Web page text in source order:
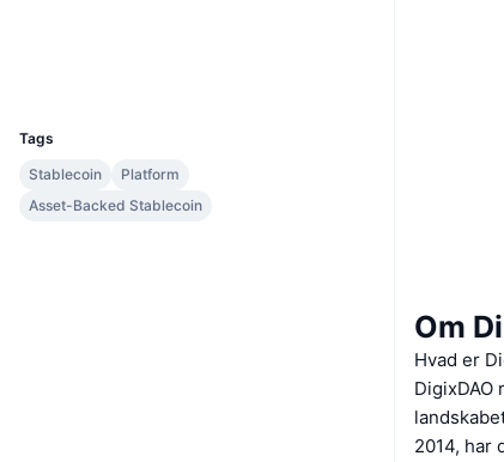
Tags
Stablecoin
Platform
Asset-Backed Stablecoin
Om
Hvad er
2014, har